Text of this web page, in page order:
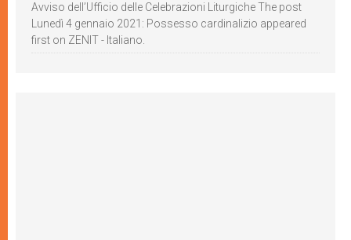
Avviso dell’Ufficio delle Celebrazioni Liturgiche The post
Lunedì 4 gennaio 2021: Possesso cardinalizio appeared
first on ZENIT - Italiano.